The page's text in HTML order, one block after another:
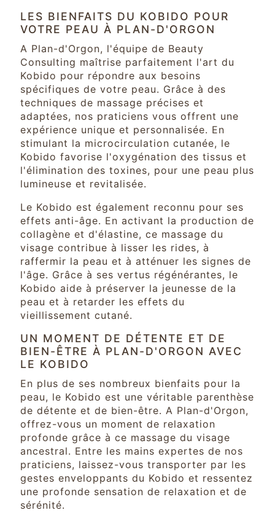
LES BIENFAITS DU KOBIDO POUR
VOTRE PEAU À PLAN-D'ORGON
A Plan-d'Orgon, l'équipe de Beauty
Consulting maîtrise parfaitement l'art du
Kobido pour répondre aux besoins
spécifiques de votre peau. Grâce à des
techniques de massage précises et
adaptées, nos praticiens vous offrent une
expérience unique et personnalisée. En
stimulant la microcirculation cutanée, le
Kobido favorise l'oxygénation des tissus et
l'élimination des toxines, pour une peau plus
lumineuse et revitalisée.
Le Kobido est également reconnu pour ses
effets anti-âge. En activant la production de
collagène et d'élastine, ce massage du
visage contribue à lisser les rides, à
raffermir la peau et à atténuer les signes de
l'âge. Grâce à ses vertus régénérantes, le
Kobido aide à préserver la jeunesse de la
peau et à retarder les effets du
vieillissement cutané.
UN MOMENT DE DÉTENTE ET DE
BIEN-ÊTRE À PLAN-D'ORGON AVEC
LE KOBIDO
En plus de ses nombreux bienfaits pour la
peau, le Kobido est une véritable parenthèse
de détente et de bien-être. A Plan-d'Orgon,
offrez-vous un moment de relaxation
profonde grâce à ce massage du visage
ancestral. Entre les mains expertes de nos
praticiens, laissez-vous transporter par les
gestes enveloppants du Kobido et ressentez
une profonde sensation de relaxation et de
sérénité.